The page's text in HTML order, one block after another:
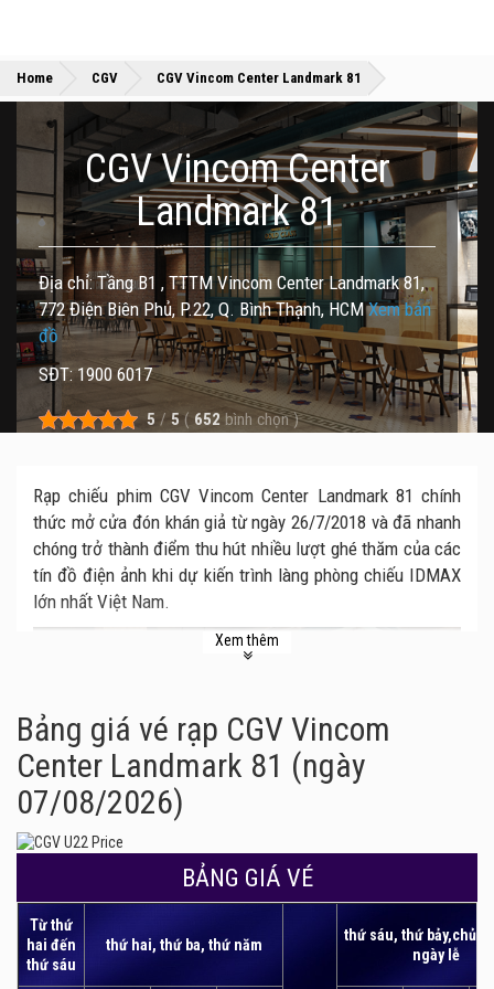
Home »
CGV »
CGV Vincom Center Landmark 81
CGV Vincom Center
Landmark 81
Địa chỉ: Tầng B1 , TTTM Vincom Center Landmark 81,
772 Điện Biên Phủ, P.22, Q. Bình Thạnh, HCMXem bản
đồ
SĐT: 1900 6017
5 / 5 ( 652 bình chọn)
Rạp chiếu phim CGV Vincom Center Landmark 81 chính
thức mở cửa đón khán giả từ ngày 26/7/2018 và đã nhanh
chóng trở thành điểm thu hút nhiều lượt ghé thăm của các
tín đồ điện ảnh khi dự kiến trình làng phòng chiếu IDMAX
lớn nhất Việt Nam.
CGV Vincom Center Landmark 81 tọa lạc ngay tại tầng B1
của trung tâm thương mại Vincom Center Landmark 81 –
biểu tượng mới của thành phố Sài Gòn sôi động khi có
chiều cao kỷ lục 461,3m - cao nhất Việt Nam. Đây là cụm
rạp chiếu phim thứ 60 của CGV trên toàn quốc và hội tụ tất
cả mọi yếu tố khiến các cụm rạp khác ghen tị từ chất
Xem thêm
Bảng giá vé rạp CGV Vincom
Center Landmark 81 (ngày
07/08/2026)
BẢNG GIÁ VÉ
Từ thứ
hai đến
thứ sáu
thứ hai, thứ ba, thứ năm
thứ sáu, thứ bảy,chủ
ngày lễ